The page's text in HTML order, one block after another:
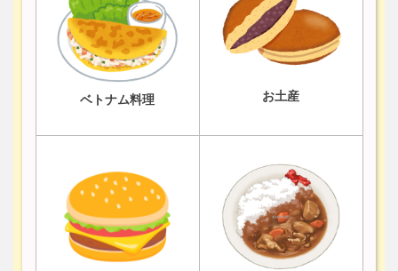
ベトナム料理 お土産